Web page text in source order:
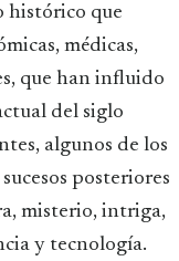
histórico que
médicas,
que han influido
del siglo
algunos de los
posteriores
misterio, intriga,
y tecnología.